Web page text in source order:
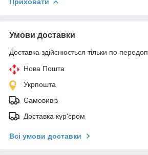
Умови доставки
Доставка здійснюється тільки по
Нова Пошта
Укрпошта
Самовивіз
Доставка кур'єром
Всі умови доставки